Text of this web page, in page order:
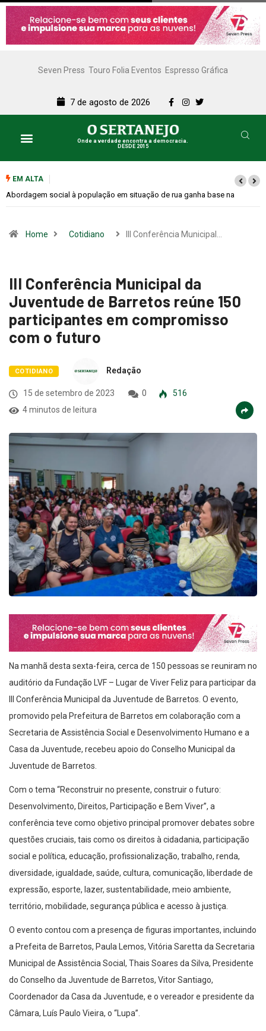
Seven Press Touro Folia Eventos Espresso Gráfica
7 de agosto de 2026
Onde a verdade encontra a democracia.
DESDE 2015
EM ALTA Cemitérios terão horário especial e missas no Dia dos Pais
Juventude de Barretos reúne 150
participantes em compromisso
com o futuro
15 de setembro de 2023
4 minutos de leitura
Na manhã desta sexta-feira, cerca de 150 pessoas se reuniram no
auditório da Fundação LVF – Lugar de Viver Feliz para participar da
III Conferência Municipal da Juventude de Barretos. O evento,
promovido pela Prefeitura de Barretos em colaboração com a
Secretaria de Assistência Social e Desenvolvimento Humano e a
Casa da Juventude, recebeu apoio do Conselho Municipal da
Juventude de Barretos.
Desenvolvimento, Direitos, Participação e Bem Viver”, a
conferência teve como objetivo principal promover debates sobre
questões cruciais, tais como os direitos à cidadania, participação
social e política, educação, profissionalização, trabalho, renda,
diversidade, igualdade, saúde, cultura, comunicação, liberdade de
expressão, esporte, lazer, sustentabilidade, meio ambiente,
território, mobilidade, segurança pública e acesso à justiça.
a Prefeita de Barretos, Paula Lemos, Vitória Saretta da Secretaria
Municipal de Assistência Social, Thais Soares da Silva, Presidente
do Conselho da Juventude de Barretos, Vitor Santiago,
Coordenador da Casa da Juventude, e o vereador e presidente da
Câmara, Luís Paulo Vieira, o “Lupa”.